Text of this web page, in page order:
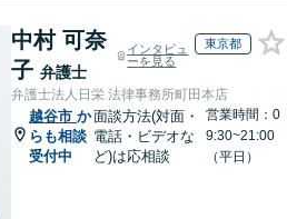
中村 可奈
子 弁護士
インタビュ
ーを見る
東京都
弁護士法人日栄 法律事務所町田本店
越谷市 か
らも相談
受付中
面談方法(対面・
電話・ビデオな
ど)は応相談
営業時間：0
9:30~21:00
（平日）